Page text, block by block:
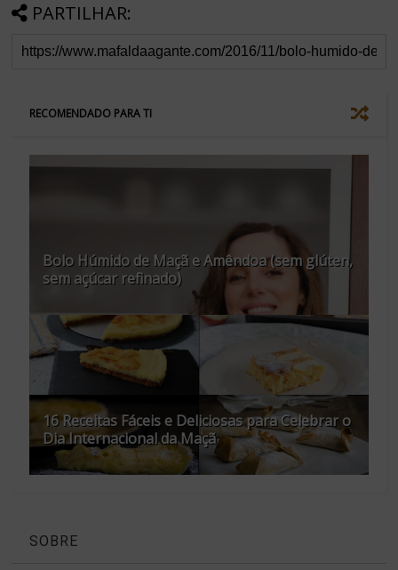
PARTILHAR:
RECOMENDADO PARA TI
Bolo Húmido de Maçã e Amêndoa (sem glúten,
sem açúcar refinado)
16 Receitas Fáceis e Deliciosas para Celebrar o
Dia Internacional da Maçã
SOBRE